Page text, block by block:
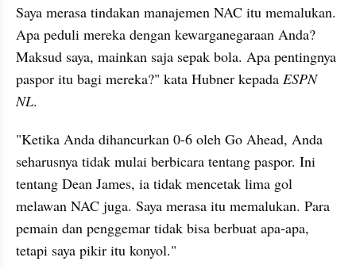
Saya merasa tindakan manajemen NAC itu memalukan.
Apa peduli mereka dengan kewarganegaraan Anda?
Maksud saya, mainkan saja sepak bola. Apa pentingnya
paspor itu bagi mereka?" kata Hubner kepada ESPN
NL.
"Ketika Anda dihancurkan 0-6 oleh Go Ahead, Anda
seharusnya tidak mulai berbicara tentang paspor. Ini
tentang Dean James, ia tidak mencetak lima gol
melawan NAC juga. Saya merasa itu memalukan. Para
pemain dan penggemar tidak bisa berbuat apa-apa,
tetapi saya pikir itu konyol."